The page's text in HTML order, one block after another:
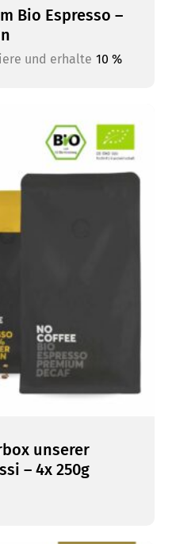
Bio Espresso –
und erhalte 10 %
unserer
– 4x 250g